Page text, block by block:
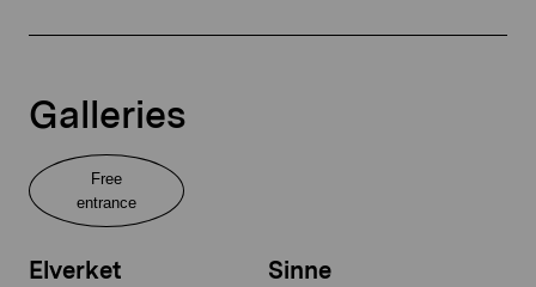
Galleries
Free
entrance
Elverket Sinne